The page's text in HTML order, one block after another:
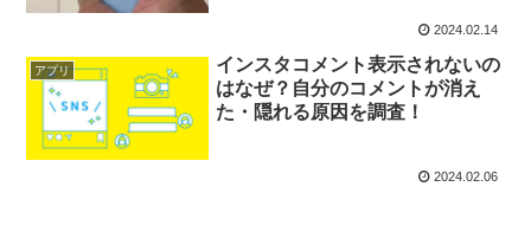
2024.02.14
アプリ
インスタコメント表示されないの
はなぜ？自分のコメントが消え
た・隠れる原因を調査！
2024.02.06